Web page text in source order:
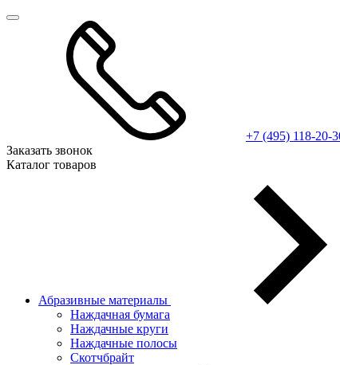
+7 (495) 118-20-
Заказать звонок
Каталог товаров
Абразивные материалы
Наждачная бумага
Наждачные круги
Наждачные полосы
Скотчбрайт